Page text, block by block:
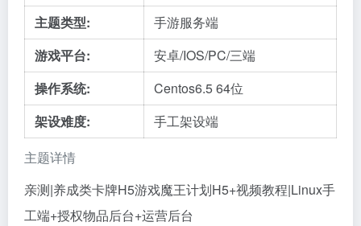
主题详情
主题类型:
手游服务端
游戏平台:
安卓/IOS/PC/三端
操作系统:
Centos6.5 64位
架设难度:
手工架设端
亲测|养成类卡牌H5游戏魔王计划H5+视频教程|Linux手
工端+授权物品后台+运营后台